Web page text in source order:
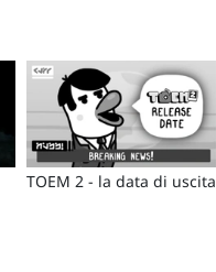
TOEM 2 - la data di uscita